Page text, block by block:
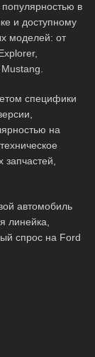
в
и доступному
моделей: от
специфики
на
автомобиль
линейка,
спрос на Ford